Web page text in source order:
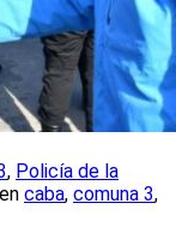
, Policía de la
caba, comuna 3,